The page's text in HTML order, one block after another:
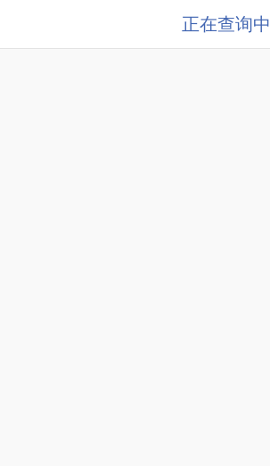
正在查询中